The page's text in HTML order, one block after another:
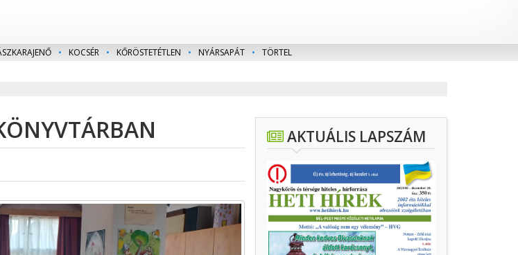
• KOCSÉR • KŐRÖSTETÉTLEN • NYÁRSAPÁT • TÖRTEL
AKTUÁLIS LAPSZÁM